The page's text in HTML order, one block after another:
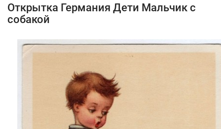
Открытка Германия Дети Мальчик с
собакой